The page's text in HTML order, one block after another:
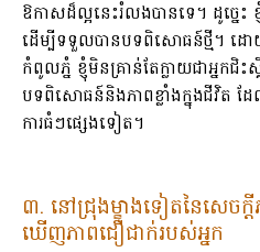
ឱកាសដ៏ល្អ​នេះរំលងបានទេ។ ដូច្នេ
ដើម្បីទទួលបាន​បទពិសោធន៍ថ្មី។ ដោ
កំពូលភ្នំ ខ្ញុំមិនគ្រាន់តែ​ក្លាយជាអ្នកជិ
បទពិសោធន៍​និងភាពខ្លាំង​ក្នុងជីវិត ដ
ការធំៗផ្សេងទៀត។
៣. នៅជ្រុងម្ខាងទៀតនៃសេចក្
ឃើញភាពជឿជាក់របស់អ្នក